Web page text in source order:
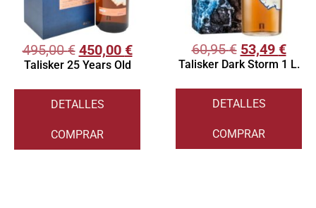
495,00€ 450,00 €
Talisker 25 Years Old
DETALLES
COMPRAR
60,95€ 53,49 €
Talisker Dark Storm 1 L.
DETALLES
COMPRAR